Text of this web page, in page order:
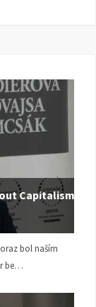
Capitalism |
bol naším
be…